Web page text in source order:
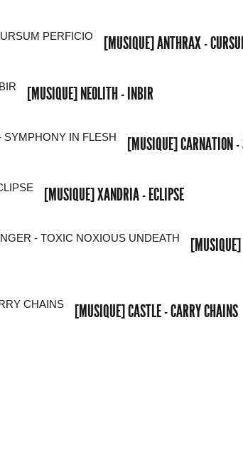
[MUSIQUE] ANTHRAX -
[MUSIQUE] NEOLITH - INBIR
[MUSIQUE] CARNATION -
[MUSIQUE] XANDRIA - ECLIPSE
[MUSIQUE]
[MUSIQUE] CASTLE - CARRY CHAINS